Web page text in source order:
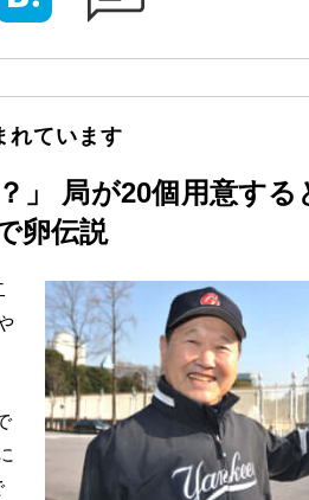
れています
」 局が20個用意す
卵伝説